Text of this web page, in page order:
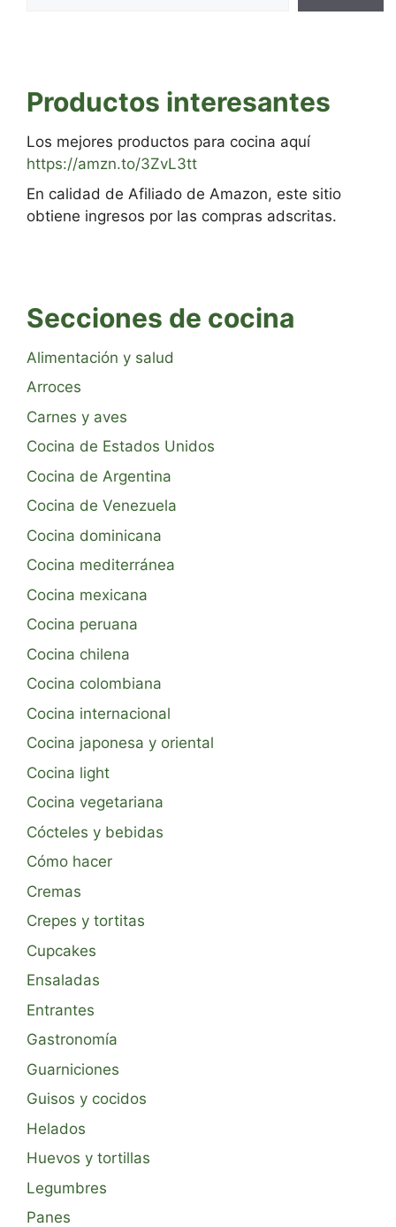
Productos interesantes
Los mejores productos para cocina aquí
https://amzn.to/3ZvL3tt
En calidad de Afiliado de Amazon, este sitio
obtiene ingresos por las compras adscritas.
Secciones de cocina
Alimentación y salud
Arroces
Carnes y aves
Cocina de Estados Unidos
Cocina de Argentina
Cocina de Venezuela
Cocina dominicana
Cocina mediterránea
Cocina mexicana
Cocina peruana
Cocina chilena
Cocina colombiana
Cocina internacional
Cocina japonesa y oriental
Cocina light
Cocina vegetariana
Cócteles y bebidas
Cómo hacer
Cremas
Crepes y tortitas
Cupcakes
Ensaladas
Entrantes
Gastronomía
Guarniciones
Guisos y cocidos
Helados
Huevos y tortillas
Legumbres
Panes